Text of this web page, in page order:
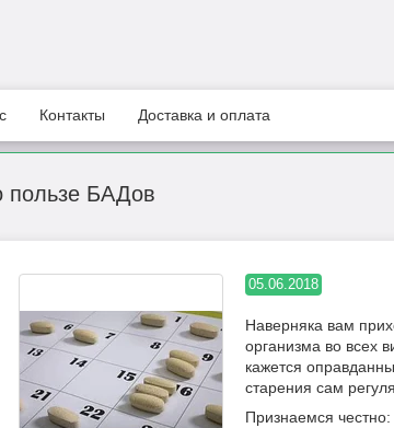
Контакты Доставка и оплата
пользе БАДов
05.06.2018
Наверняка вам
организма во всех
кажется
старения сам
Признаемся